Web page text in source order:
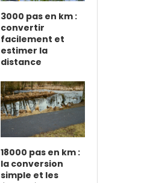
3000 pas en km :
convertir
facilement et
estimer la
distance
18000 pas en km :
la conversion
simple et les